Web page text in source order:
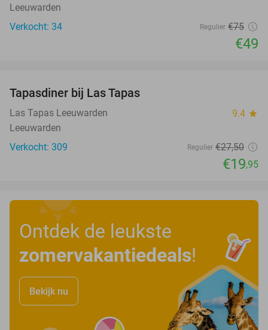
Leeuwarden
Verkocht: 34
Regulier €75
€49
Tapasdiner bij Las Tapas
Las Tapas Leeuwarden 9.4 star
Leeuwarden
Verkocht: 309
Regulier €27,50
€19,95
Ontdek de leukste
zomervakantiedeals!
Bekijk nu